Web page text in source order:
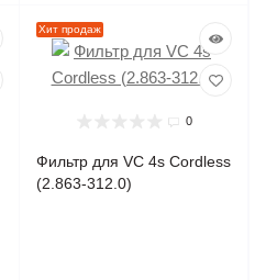
Хит продаж
0
Фильтр для VC 4s Cordless
(2.863-312.0)